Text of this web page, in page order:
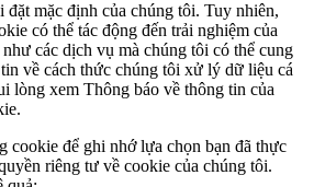
đặt mặc định của chúng tôi. Tuy nhiên,
có thể tác động đến trải nghiệm của
các dịch vụ mà chúng tôi có thể cung
về cách thức chúng tôi xử lý dữ liệu cá
lòng xem Thông báo về thông tin của
cookie để ghi nhớ lựa chọn bạn đã thực
riêng tư về cookie của chúng tôi.